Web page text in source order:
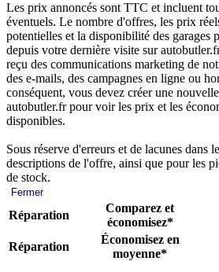
Les prix annoncés sont TTC et incluent
éventuels. Le nombre d'offres, les prix
potentielles et la disponibilité des garages
depuis votre dernière visite sur
reçu des communications marketing de
des e-mails, des campagnes en ligne ou
conséquent, vous devez créer une
autobutler.fr pour voir les prix et les
disponibles.
Sous réserve d'erreurs et de lacunes dans
descriptions de l'offre, ainsi que pour les
de stock.
Fermer
Réparation
Comparez et
économisez*
Réparation
Économisez en
moyenne*